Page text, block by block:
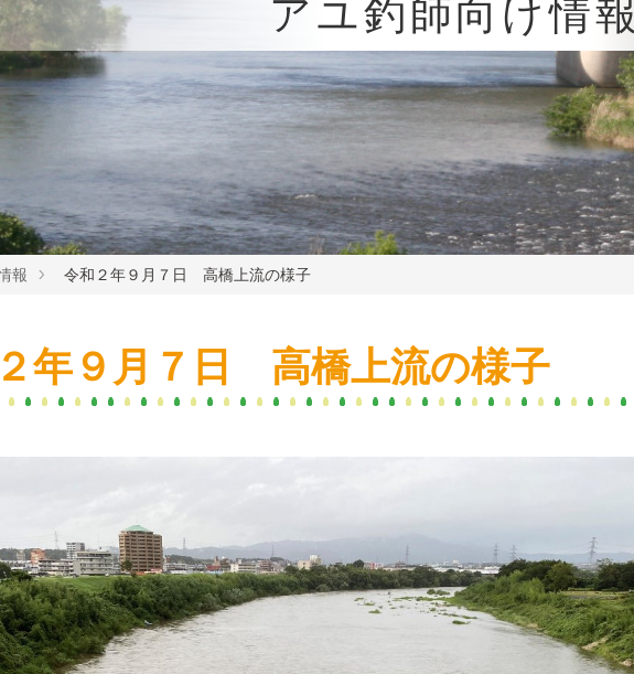
アユ釣師向け情報
報 令和２年９月７日 高橋上流の様子
年９月７日 高橋上流の様子